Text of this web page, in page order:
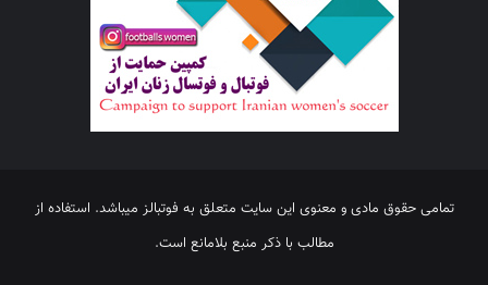
تمامی حقوق مادی و معنوی این سایت متعلق به فوتبالز میباشد. استفاده از
مطالب با ذکر منبع بلامانع است.